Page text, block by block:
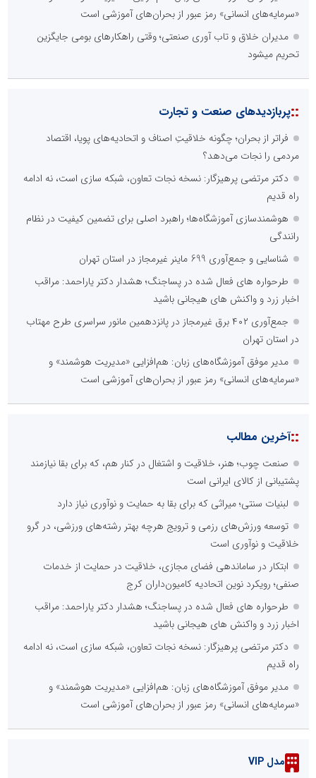
«سرمایه‌های انسانی» رمز عبور از بحران‌های آموزشی است
مدیران خلاق و تاب آوری صنعتی؛ وقتی راهکارهای بومی جایگزین
تحریم میشود
::پربازدیدهای صنعت و تجارت
فراتر از بحران؛ چگونه خلاقیتِ اصناف و اتحادیه‌های پویا، اقتصاد
مردمی را نجات می‌دهد؟
دکتر مرتضی پرهیزگار: نسخه نجات تعاون، شبکه سازی است، نه ادامه
راه قدیم
هوشمندسازی آموزشگاه‌ها؛ راهبرد اصلی برای تضمین کیفیت در نظام
رانندگی
شناسایی و جمع‌آوری 699 ماینر غیرمجاز در استان تهران
طرحواره های فعال شده در پساجنگ؛ هشدار دکتر یاراحمد: مراقب
اخبار زرد و واکنش های هیجانی باشید
جمع‌آوری ۴۰۲ برق غیرمجاز در پانزدهمین مانور سراسری طرح مهتاب
در استان تهران
مدیر موفق آموزشگاه‌های زبان: هم‌افزایی «مدیریت هوشمند» و
«سرمایه‌های انسانی» رمز عبور از بحران‌های آموزشی است
::آخرین مطالب
صنعت چوب؛ هنر، خلاقیت و اشتغال در کنار هم، که برای بقا نیازمند
پشتیبانی از کالای ایرانی است
لبنیات سنتی؛ میراثی که برای بقا به حمایت و نوآوری نیاز دارد
توسعه ورزش‌های رزمی و ترویج هرچه بهتر رشته‌های ورزشی، در گرو
خلاقیت و نوآوری است
ابتکار در ساماندهی فضای مجازی، خلاقیت در حمایت از خدمات
صنفی؛ رویکرد نوین اتحادیه کامیون‌داران کرج
طرحواره های فعال شده در پساجنگ؛ هشدار دکتر یاراحمد: مراقب
اخبار زرد و واکنش های هیجانی باشید
دکتر مرتضی پرهیزگار: نسخه نجات تعاون، شبکه سازی است، نه ادامه
راه قدیم
مدیر موفق آموزشگاه‌های زبان: هم‌افزایی «مدیریت هوشمند» و
«سرمایه‌های انسانی» رمز عبور از بحران‌های آموزشی است
مدل VIP